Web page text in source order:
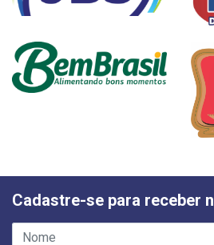
Cadastre-se para receber